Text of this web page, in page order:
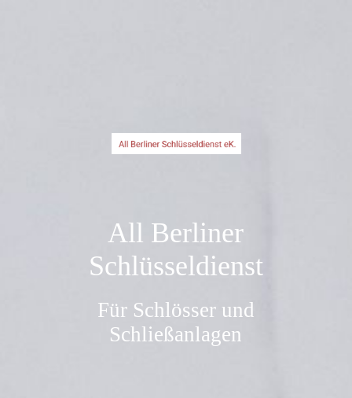
All Berliner
Schlüsseldienst
Für Schlösser und
Schließanlagen